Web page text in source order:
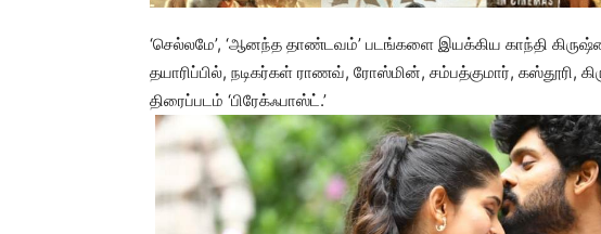
‘செல்லமே’, ‘ஆனந்த தாண்டவம்’ படங்களை இயக்கிய காந்தி
தயாரிப்பில், நடிகர்கள் ராணவ், ரோஸ்மின், சம்பத்குமார், கஸ்தூரி,
திரைப்படம் ‘பிரேக்ஃபாஸ்ட்.’